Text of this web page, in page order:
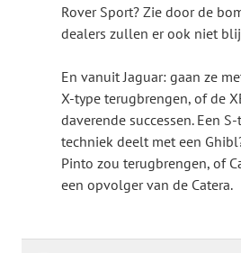
Rover Sport? Zie door de
dealers zullen er ook niet
En vanuit Jaguar: gaan ze
X-type terugbrengen, of de
daverende successen. Een
techniek deelt met een
Pinto zou terugbrengen, of
een opvolger van de Catera.